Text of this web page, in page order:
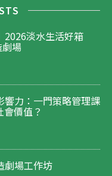
2026淡水生活好箱
場
響力：一門策略管理課
價值？
劇場工作坊